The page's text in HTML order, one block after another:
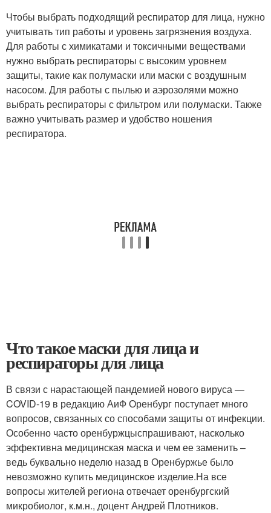
Чтобы выбрать подходящий респиратор для лица, нужно
учитывать тип работы и уровень загрязнения воздуха.
Для работы с химикатами и токсичными веществами
нужно выбрать респираторы с высоким уровнем
защиты, такие как полумаски или маски с воздушным
насосом. Для работы с пылью и аэрозолями можно
выбрать респираторы с фильтром или полумаски. Также
важно учитывать размер и удобство ношения
респиратора.
Что такое маски для лица и
респираторы для лица
В связи с нарастающей пандемией нового вируса —
COVID-19 в редакцию АиФ Оренбург поступает много
вопросов, связанных со способами защиты от инфекции.
Особенно часто оренбуржцыспрашивают, насколько
эффективна медицинская маска и чем ее заменить –
ведь буквально неделю назад в Оренбуржье было
невозможно купить медицинское изделие.На все
вопросы жителей региона отвечает оренбургский
микробиолог, к.м.н., доцент Андрей Плотников.